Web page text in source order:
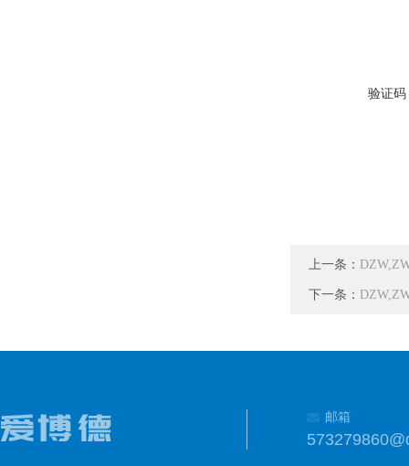
验证码
上一条：
下一条：
邮箱